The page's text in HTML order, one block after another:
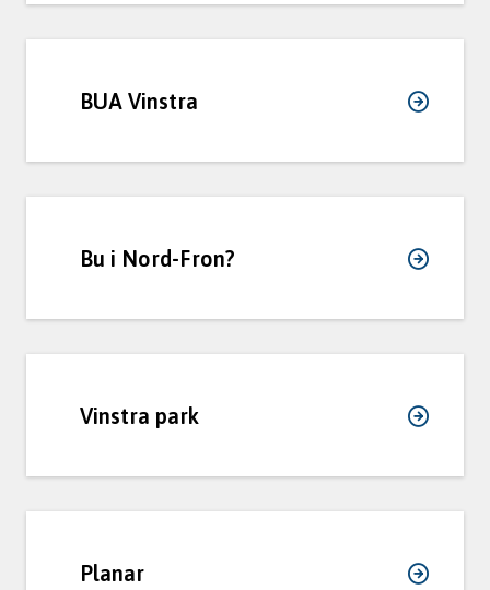
BUA Vinstra
Bu i Nord-Fron?
Vinstra park
Planar